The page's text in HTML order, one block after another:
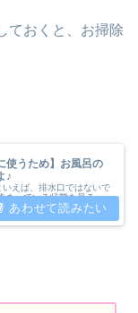
ておくと、お掃除
使うため】お風呂の
♪
えば、排水口ではないで
まっている状態を見る
歴１０年以上の転妻ぷに
たいと思います♪ 【賃貸